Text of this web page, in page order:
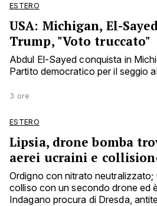
ESTERO
USA: Michigan, El-
Trump, "Voto truccato"
Abdul El-Sayed conquista in
Partito democratico per il seggio
3 ore
ESTERO
Lipsia, drone bomba
aerei ucraini e
Ordigno con nitrato neutralizzato;
colliso con un secondo drone ed
Indagano procura di Dresda,